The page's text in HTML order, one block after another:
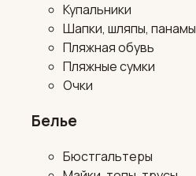
Купальники
Шапки, шляпы, панамы
Пляжная обувь
Пляжные сумки
Очки
Белье
Бюстгальтеры